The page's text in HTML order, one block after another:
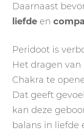
Daarnaast
liefde en
Peridoot is
Het dragen
Chakra te
Dat geeft
kan deze
balans in liefde